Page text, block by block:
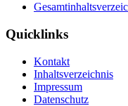
Quicklinks
Kontakt
Inhaltsverzeichnis
Impressum
Datenschutz